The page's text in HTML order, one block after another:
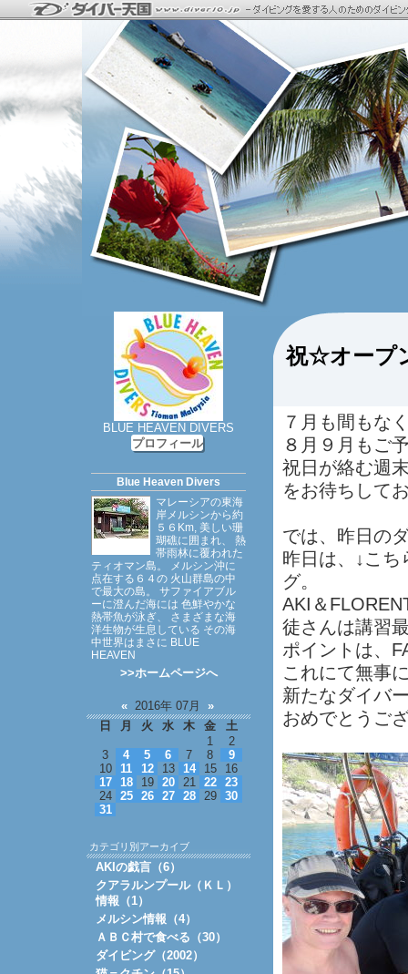
祝☆オープ
７月も間もな
８月９月もご
祝日が絡む週
をお待ちして
では、昨日の
昨日は、↓こ
グ。
AKI＆
徒さんは講習
ポイントは、
これにて無事
新たなダイバ
おめでとうご
BLUE HEAVEN DIVERS
プロフィール
Blue Heaven Divers
マレーシアの東海
岸メルシンから約
５６Km, 美しい珊
瑚礁に囲まれ、 熱
帯雨林に覆われた
ティオマン島。 メルシン沖に
点在する６４の 火山群島の中
で最大の島。 サファイアブル
ーに澄んだ海には 色鮮やかな
熱帯魚が泳ぎ、 さまざまな海
洋生物が生息している その海
中世界はまさに BLUE
HEAVEN
>>ホームページへ
« 2016年 07月 »
日
月 火 水 木 金
土
1
2
3
4 5 6 7 8
9
10
11 12 13 14 15
16
17
18 19 20 21 22
23
24
25 26 27 28 29
30
31
カテゴリ別アーカイブ
AKIの戯言（6）
クアラルンプール（ＫＬ）
情報（1）
メルシン情報（4）
ＡＢＣ村で食べる（30）
ダイビング（2002）